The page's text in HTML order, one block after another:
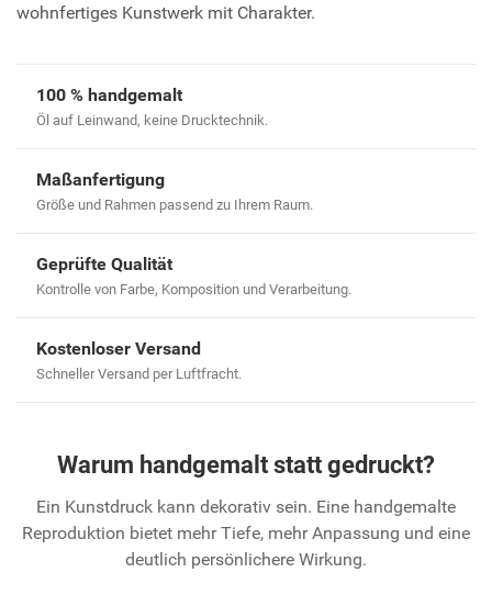
wohnfertiges Kunstwerk mit Charakter.
100 % handgemalt
Öl auf Leinwand, keine Drucktechnik.
Maßanfertigung
Größe und Rahmen passend zu Ihrem Raum.
Geprüfte Qualität
Kontrolle von Farbe, Komposition und Verarbeitung.
Kostenloser Versand
Schneller Versand per Luftfracht.
Warum handgemalt statt gedruckt?
Ein Kunstdruck kann dekorativ sein. Eine handgemalte
Reproduktion bietet mehr Tiefe, mehr Anpassung und eine
deutlich persönlichere Wirkung.